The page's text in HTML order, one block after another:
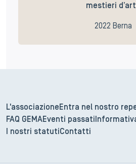
mestieri
2022 Berna
L'associazione Entra nel nostro
FAQ GEMAEventi passati
I nostri statuti Contatti